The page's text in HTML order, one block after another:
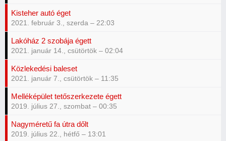
Kisteher autó éget
2021. február 3., szerda – 22:03
Lakóház 2 szobája égett
2021. január 14., csütörtök – 02:04
Közlekedési baleset
2021. január 7., csütörtök – 11:35
Melléképület tetőszerkezete égett
2019. július 27., szombat – 00:35
Nagyméretű fa útra dőlt
2019. július 22., hétfő – 13:01